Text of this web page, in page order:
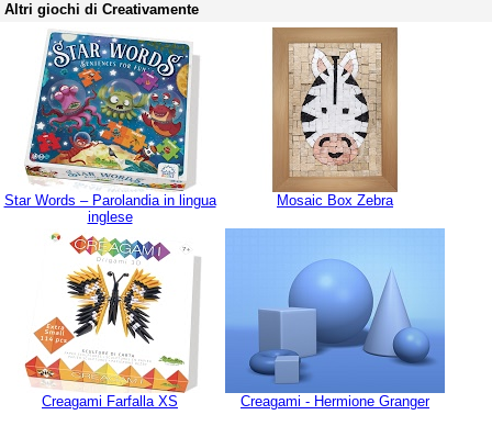
Altri giochi di Creativamente
Star Words – Parolandia in lingua
inglese
Mosaic Box Zebra
Creagami Farfalla XS Creagami - Hermione Granger